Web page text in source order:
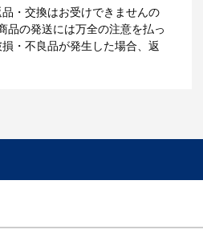
・交換はお受けできませんの
品の発送には万全の注意を払っ
・不良品が発生した場合、返